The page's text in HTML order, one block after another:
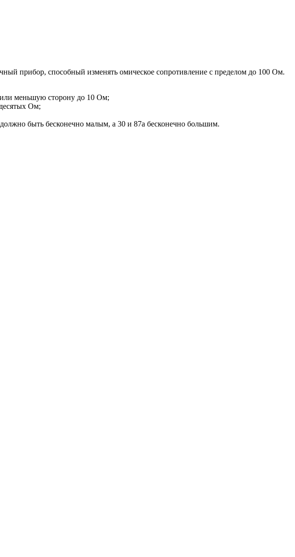
прибор, способный изменять омическое сопротивление с пределом до 100 Ом.
меньшую сторону до 10 Ом;
Ом;
быть бесконечно малым, а 30 и 87а бесконечно большим.